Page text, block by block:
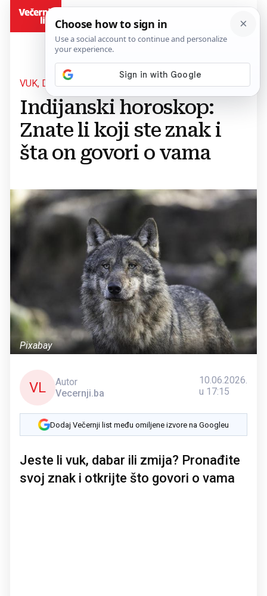
VUK, DABAR ILI ZMIJA?
Indijanski horoskop:
Znate li koji ste znak i
šta on govori o vama
Pixabay
VL
Autor
Vecernji.ba
10.06.2026.
u 17:15
Dodaj Večernji list među omiljene izvore na Googleu
Jeste li vuk, dabar ili zmija? Pronađite
svoj znak i otkrijte što govori o vama